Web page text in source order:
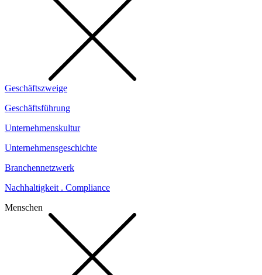
Geschäftszweige
Geschäftsführung
Unternehmenskultur
Unternehmensgeschichte
Branchennetzwerk
Nachhaltigkeit . Compliance
Menschen